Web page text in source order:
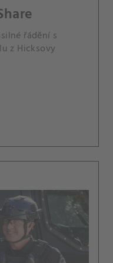
řádění s
z Hicksovy